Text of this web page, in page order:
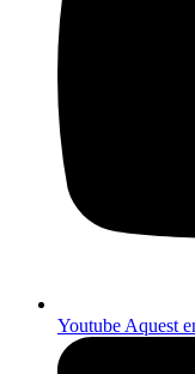
YoutubeAquest